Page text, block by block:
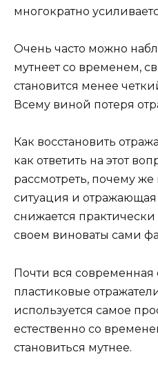
многократно
Очень часто можно
мутнеет со временем,
становится менее
Всему виной потеря
Как восстановить
как ответить на этот
рассмотреть, почему же
ситуация и отражающая
снижается
своем виноваты сами
Почти вся
пластиковые
используется самое
естественно со
становиться мутнее.